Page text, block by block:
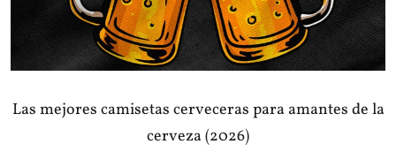
Las mejores camisetas cerveceras para amantes de la
cerveza (2026)